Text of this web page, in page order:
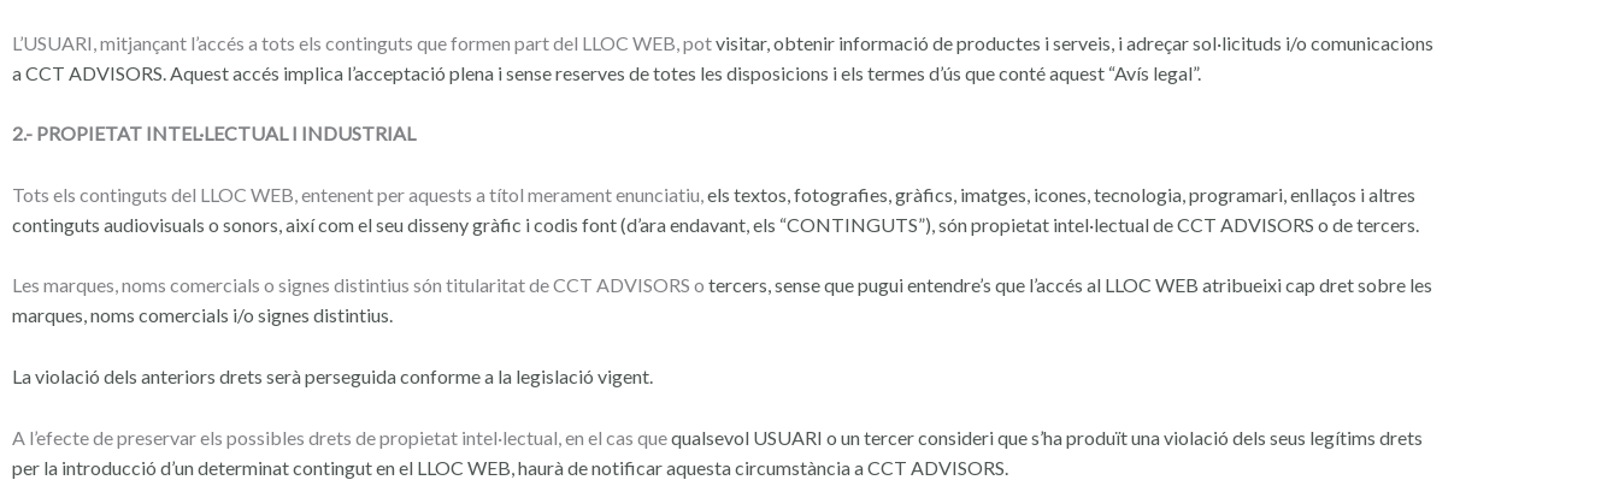
L’USUARI, mitjançant l’accés a tots els continguts que formen part del LLOC WEB, potvisitar, obtenir informació de productes i serveis, i adreçar sol·licituds i/o comunicacions
a CCT ADVISORS. Aquest accés implica l’acceptació plena i sensereserves de totes les disposicions i els termes d’ús que conté aquest “Avís legal”.
2.- PROPIETAT INTEL·LECTUAL I INDUSTRIAL
Tots els continguts del LLOC WEB, entenent per aquests a títol merament enunciatiu, els textos, fotografies, gràfics, imatges, icones, tecnologia, programari, enllaços ialtres
continguts audiovisuals o sonors, així com el seu disseny gràfic i codis font (d’araendavant, els “CONTINGUTS”), són propietat intel·lectual de CCT ADVISORS o detercers.
Les marques, noms comercials o signes distintius són titularitat de CCT ADVISORS o tercers, sense que pugui entendre’s que l’accés al LLOC WEB atribueixi cap dret sobre les
marques, noms comercials i/o signes distintius.
La violació dels anteriors drets serà perseguida conforme a la legislació vigent.
A l’efecte de preservar els possibles drets de propietat intel·lectual, en el cas quequalsevol USUARI o un tercer consideri que s’ha produït una violació dels seus legítims drets
per la introducció d’un determinat contingut en el LLOC WEB, haurà denotificar aquesta circumstància a CCT ADVISORS.